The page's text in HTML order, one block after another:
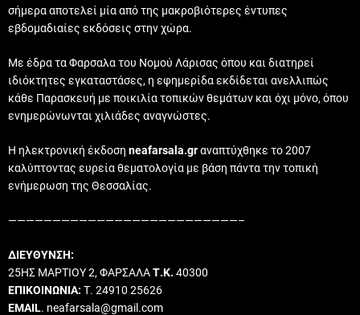
σήμερα αποτελεί μία από της μακροβιότερες έντυπες
εβδομαδιαίες εκδόσεις στην χώρα.
Με έδρα τα Φαρσαλα του Νομού Λάρισας όπου και διατηρεί
ιδιόκτητες εγκαταστάσες, η εφημερίδα εκδίδεται ανελλιπώς
κάθε Παρασκευή με ποικιλία τοπικών θεμάτων και όχι μόνο, όπου
ενημερώνωνται χιλιάδες αναγνώστες.
Η ηλεκτρονική έκδοση neafarsala.grαναπτύχθηκε το 2007
καλύπτοντας ευρεία θεματολογία με βάση πάντα την τοπική
ενήμερωση της Θεσσαλίας.
——————————————————————————–
ΔΙΕΥΘΥΝΣΗ:
25ΗΣ ΜΑΡΤΙΟΥ 2, ΦΑΡΣΑΛΑΤ.Κ. 40300
ΕΠΙΚΟΙΝΩΝΙΑ: Τ. 24910 25626
EMAIL. neafarsala@gmail.com